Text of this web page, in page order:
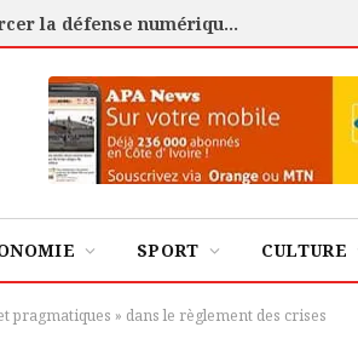
Cybersécurité : l’ANSSI certifie 88 experts pour renforcer la défense numérique de la Côte d’Ivoire
SPORT CULTURE
pragmatiques » dans le règlement des crises